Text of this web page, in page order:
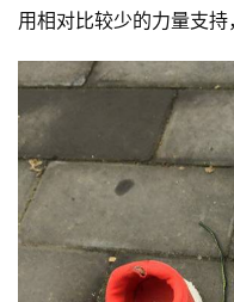
用相对比较少的力量支持